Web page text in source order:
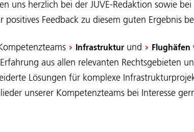
uns herzlich bei der JUVE-Redaktion sowie
positives Feedback zu diesem guten Ergebnis
Infrastruktur und Flughäfen
aus allen relevanten Rechtsgebieten
Lösungen für komplexe
unserer Kompetenzteams bei Interesse